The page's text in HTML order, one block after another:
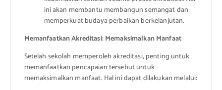
ini akan membantu membangun semangat dan
memperkuat budaya perbaikan berkelanjutan.
Memanfaatkan Akreditasi: Memaksimalkan Manfaat
Setelah sekolah memperoleh akreditasi, penting untuk
memanfaatkan pencapaian tersebut untuk
memaksimalkan manfaat. Hal ini dapat dilakukan melalui: